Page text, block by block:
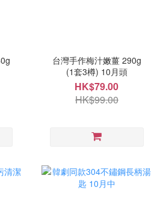
台灣手作梅汁嫩薑 290g
(1套3樽) 10月頭
HK$79.00
HK$99.00